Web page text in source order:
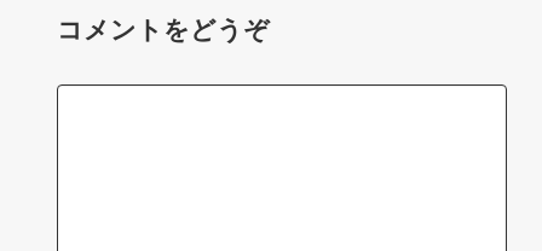
コメントをどうぞ